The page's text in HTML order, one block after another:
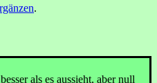
.
als es aussieht, aber null